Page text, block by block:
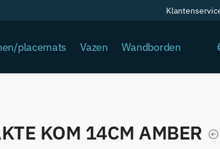
placemats Vazen Wandborden
KOM 14CM AMBER